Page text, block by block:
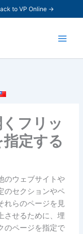
to VP Online →
フリッ
定する
のウェブサイトや
のセクションやペ
れらのページを見
させるために、埋
のページを指定で